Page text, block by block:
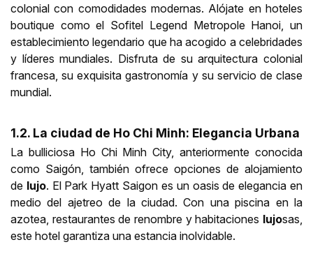
colonial con comodidades modernas. Alójate en hoteles
boutique como el Sofitel Legend Metropole Hanoi, un
establecimiento legendario que ha acogido a celebridades
y líderes mundiales. Disfruta de su arquitectura colonial
francesa, su exquisita gastronomía y su servicio de clase
mundial.
1.2. La ciudad de Ho Chi Minh: Elegancia Urbana
La bulliciosa Ho Chi Minh City, anteriormente conocida
como Saigón, también ofrece opciones de alojamiento
de lujo. El Park Hyatt Saigon es un oasis de elegancia en
medio del ajetreo de la ciudad. Con una piscina en la
azotea, restaurantes de renombre y habitaciones lujosas,
este hotel garantiza una estancia inolvidable.